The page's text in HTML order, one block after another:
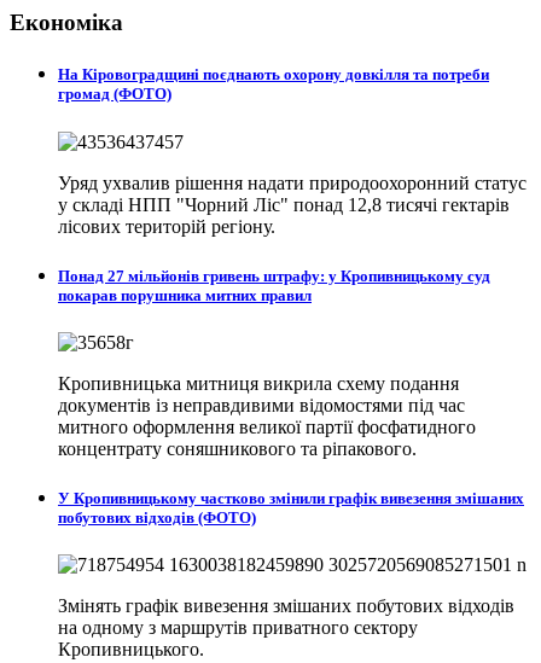
Економіка
На Кіровоградщині поєднають охорону довкілля та потреби
громад (ФОТО)
Уряд ухвалив рішення надати природоохоронний статус
у складі НПП "Чорний Ліс" понад 12,8 тисячі гектарів
лісових територій регіону.
Понад 27 мільйонів гривень штрафу: у Кропивницькому суд
покарав порушника митних правил
Кропивницька митниця викрила схему подання
документів із неправдивими відомостями під час
митного оформлення великої партії фосфатидного
концентрату соняшникового та ріпакового.
У Кропивницькому частково змінили графік вивезення змішаних
побутових відходів (ФОТО)
Змінять графік вивезення змішаних побутових відходів
на одному з маршрутів приватного сектору
Кропивницького.